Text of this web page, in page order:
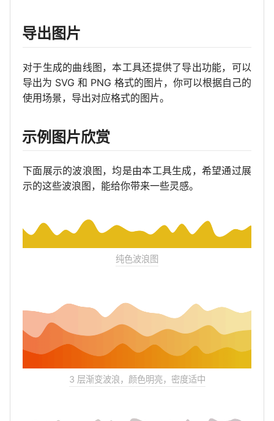
导出图片
对于生成的曲线图，本工具还提供了导出功能，可以
导出为 SVG 和 PNG 格式的图片，你可以根据自己的
使用场景，导出对应格式的图片。
示例图片欣赏
下面展示的波浪图，均是由本工具生成，希望通过展
示的这些波浪图，能给你带来一些灵感。
纯色波浪图
3 层渐变波浪，颜色明亮，密度适中